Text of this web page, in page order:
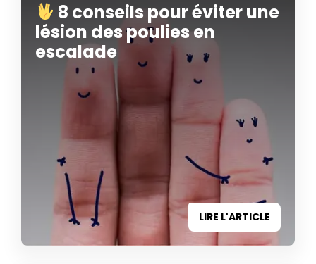
8 conseils pour éviter une
lésion des poulies en
escalade
LIRE L'ARTICLE